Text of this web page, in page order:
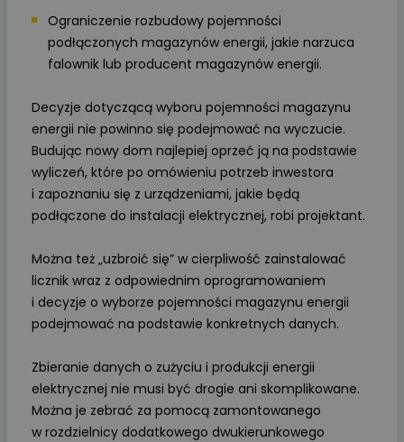
Ograniczenie rozbudowy pojemności
podłączonych magazynów energii, jakie narzuca
falownik lub producent magazynów energii.
Decyzje dotyczącą wyboru pojemności magazynu
energii nie powinno się podejmować na wyczucie.
Budując nowy dom najlepiej oprzeć ją na podstawie
wyliczeń, które po omówieniu potrzeb inwestora
i zapoznaniu się z urządzeniami, jakie będą
podłączone do instalacji elektrycznej, robi projektant.
Można też „uzbroić się” w cierpliwość zainstalować
licznik wraz z odpowiednim oprogramowaniem
i decyzje o wyborze pojemności magazynu energii
podejmować na podstawie konkretnych danych.
Zbieranie danych o zużyciu i produkcji energii
elektrycznej nie musi być drogie ani skomplikowane.
Można je zebrać za pomocą zamontowanego
w rozdzielnicy dodatkowego dwukierunkowego